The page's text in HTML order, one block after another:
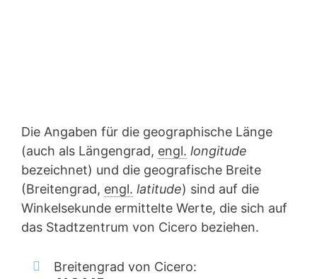
Die Angaben für die geographische Länge
(auch als Längengrad, engl. longitude
bezeichnet) und die geografische Breite
(Breitengrad, engl. latitude) sind auf die
Winkelsekunde ermittelte Werte, die sich auf
das Stadtzentrum von Cicero beziehen.
Breitengrad von Cicero: